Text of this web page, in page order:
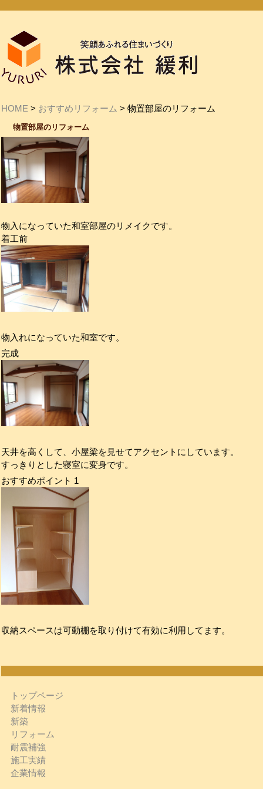
HOME > おすすめリフォーム > 物置部屋のリフォーム
物置部屋のリフォーム
物入になっていた和室部屋のリメイクです。
着工前
物入れになっていた和室です。
完成
天井を高くして、小屋梁を見せてアクセントにしています。
すっきりとした寝室に変身です。
おすすめポイント 1
収納スペースは可動棚を取り付けて有効に利用してます。
トップページ
新着情報
新築
リフォーム
耐震補強
施工実績
企業情報